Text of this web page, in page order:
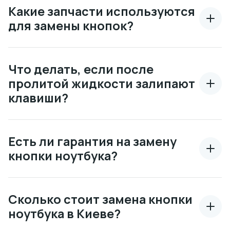
Какие запчасти используются
для замены кнопок?
Что делать, если после
пролитой жидкости залипают
клавиши?
Есть ли гарантия на замену
кнопки ноутбука?
Сколько стоит замена кнопки
ноутбука в Киеве?